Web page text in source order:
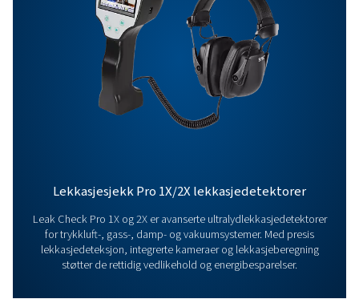
Har du spørsmål om vårt måleutstyr eller vil du vite
det kan forbedre driften din? Kontakt oss i dag! Vårt
er her for å gi ekspertråd og veilede deg i å
prosessene dine med våre nøyaktige og pålitelige
løsninger. La oss sikre presisjon og ta systemets
neste nivå!
Flere produkter